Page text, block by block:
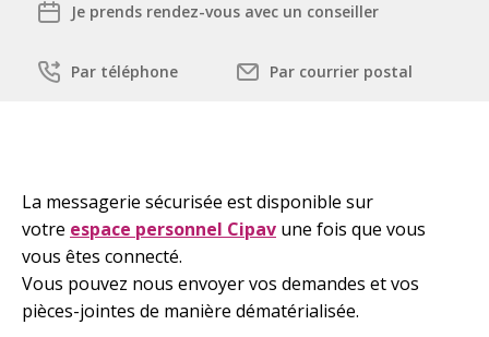
Je prends rendez-vous avec un conseiller
Par téléphone Par courrier postal
Contenu
La messagerie sécurisée est disponible sur
votre espace personnel Cipav une fois que vous
vous êtes connecté.
Vous pouvez nous envoyer vos demandes et vos
pièces-jointes de manière dématérialisée.